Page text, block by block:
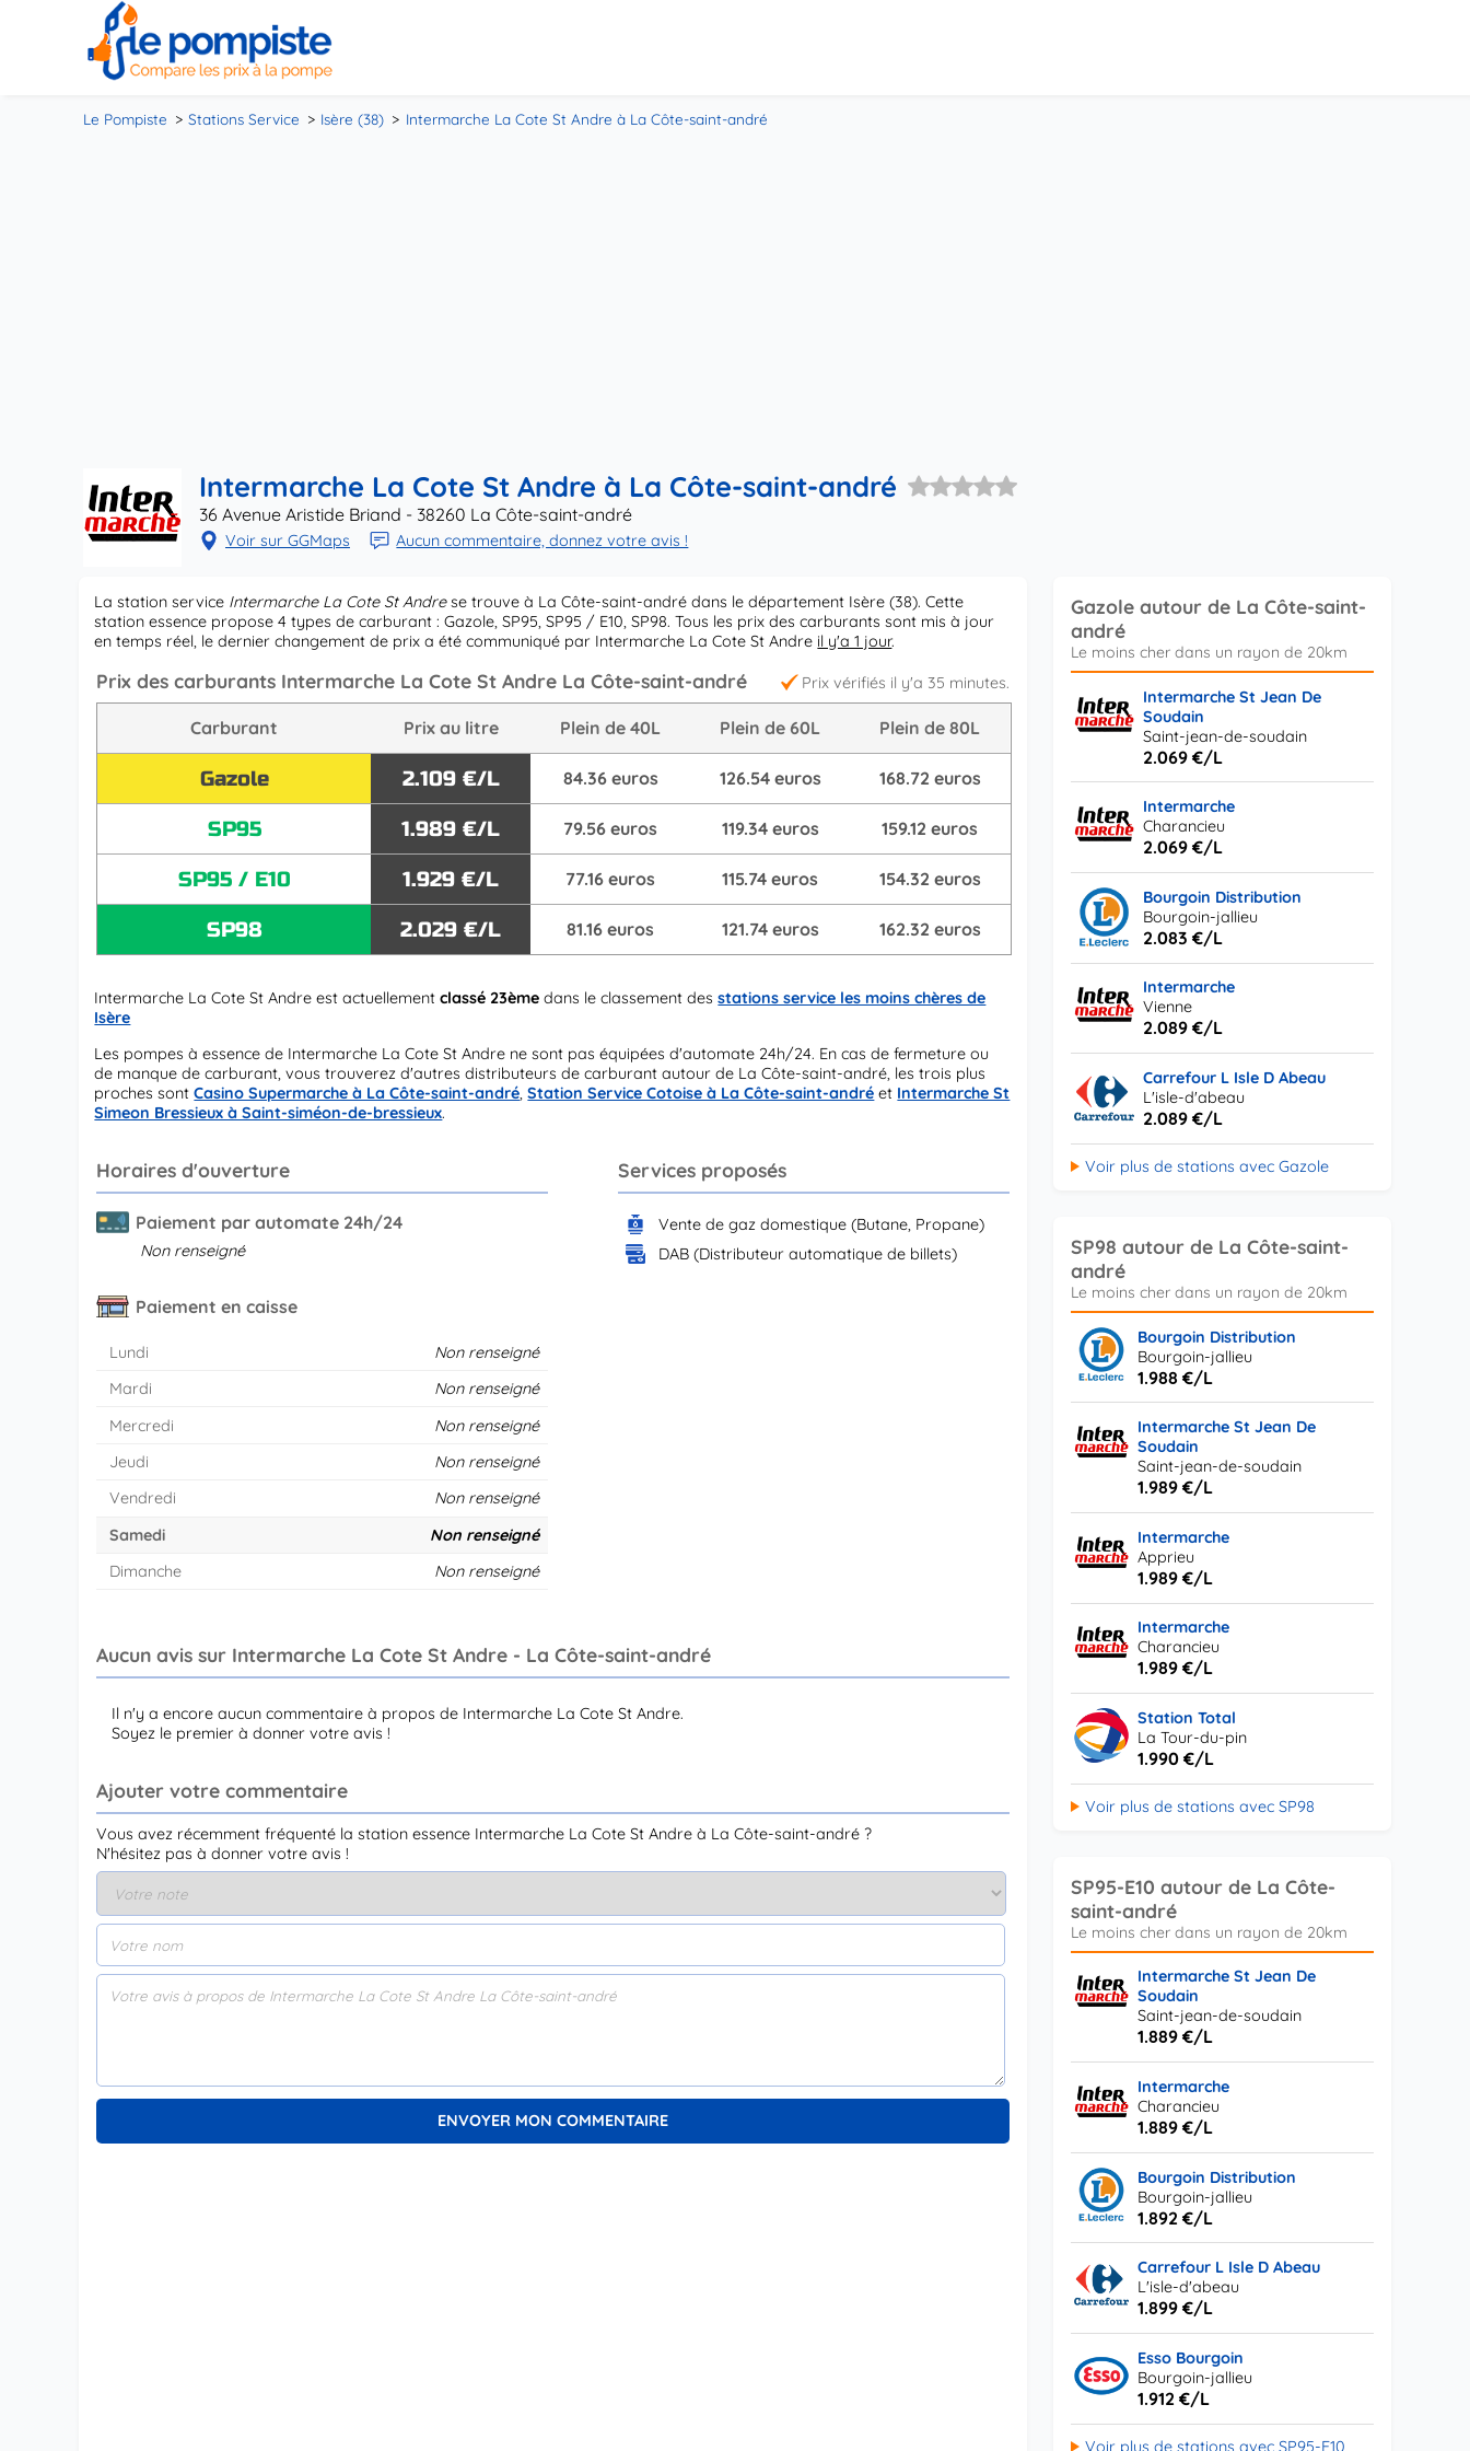
Le Pompiste Stations Service Isère (38) Intermarche La Cote St Andre à La Côte-saint-andré
Intermarche La Cote St Andre à La Côte-saint-andré
36 Avenue Aristide Briand - 38260 La Côte-saint-andré
Voir sur GGMaps Aucun commentaire, donnez votre avis !
La station service Intermarche La Cote St Andrese trouve à La Côte-saint-andré dans le département Isère (38). Cette
station essence propose 4 types de carburant : Gazole, SP95, SP95 / E10, SP98. Tous les prix des carburants sont mis à jour
en temps réel, le dernier changement de prix a été communiqué par Intermarche La Cote St Andre il y'a 1 jour.
Prix vérifiés il y'a 35 minutes.
Prix des carburants Intermarche La Cote St Andre La Côte-saint-andré
Carburant Prix au litre Plein de 40L Plein de 60L Plein de 80L
Gazole 2.109 €/L 84.36 euros 126.54 euros 168.72 euros
SP95 1.989 €/L 79.56 euros 119.34 euros 159.12 euros
SP95 / E10 1.929 €/L 77.16 euros 115.74 euros 154.32 euros
SP98 2.029 €/L 81.16 euros 121.74 euros 162.32 euros
Intermarche La Cote St Andre est actuellementclassé 23ème dans le classement desstations service les moins chères de
Isère
Les pompes à essence de Intermarche La Cote St Andre ne sont pas équipées d'automate 24h/24. En cas de fermeture ou
de manque de carburant, vous trouverez d'autres distributeurs de carburant autour de La Côte-saint-andré, les trois plus
proches sontCasino Supermarche à La Côte-saint-andré,Station Service Cotoise à La Côte-saint-andré et Intermarche St
Simeon Bressieux à Saint-siméon-de-bressieux.
Horaires d'ouverture
Paiement par automate 24h/24
Non renseigné
Paiement en caisse
Lundi
Non renseigné
Mardi
Non renseigné
Mercredi
Non renseigné
Jeudi
Non renseigné
Vendredi
Non renseigné
Samedi
Non renseigné
Dimanche
Non renseigné
Services proposés
Vente de gaz domestique (Butane, Propane)
DAB (Distributeur automatique de billets)
Aucun avis sur Intermarche La Cote St Andre - La Côte-saint-andré
Il n'y a encore aucun commentaire à propos de Intermarche La Cote St Andre.
Soyez le premier à donner votre avis !
Ajouter votre commentaire
Vous avez récemment fréquenté la station essence Intermarche La Cote St Andre à La Côte-saint-andré ?
N'hésitez pas à donner votre avis !
Gazole autour de La Côte-saint-
andré
Intermarche St Jean De
Soudain
Saint-jean-de-soudain
2.069 €/L
Intermarche
Charancieu
2.069 €/L
Bourgoin Distribution
Bourgoin-jallieu
2.083 €/L
Intermarche
Vienne
2.089 €/L
Carrefour L Isle D Abeau
L'isle-d'abeau
2.089 €/L
Voir plus de stations avec Gazole
SP98 autour de La Côte-saint-
andré
Bourgoin Distribution
Bourgoin-jallieu
1.988 €/L
Intermarche St Jean De
Soudain
Saint-jean-de-soudain
1.989 €/L
Intermarche
Apprieu
1.989 €/L
Intermarche
Charancieu
1.989 €/L
Station Total
La Tour-du-pin
1.990 €/L
Voir plus de stations avec SP98
SP95-E10 autour de La Côte-
saint-andré
Intermarche St Jean De
Soudain
Saint-jean-de-soudain
1.889 €/L
Intermarche
Charancieu
1.889 €/L
Bourgoin Distribution
Bourgoin-jallieu
1.892 €/L
Carrefour L Isle D Abeau
L'isle-d'abeau
1.899 €/L
Esso Bourgoin
Bourgoin-jallieu
1.912 €/L
Voir plus de stations avec SP95-E10